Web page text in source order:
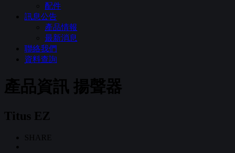
配件
訊息公告
產品情報
最新消息
聯絡我們
資料查詢
產品資訊 揚聲器
Titus EZ
SHARE